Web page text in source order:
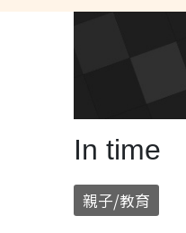
In time
親子/教育